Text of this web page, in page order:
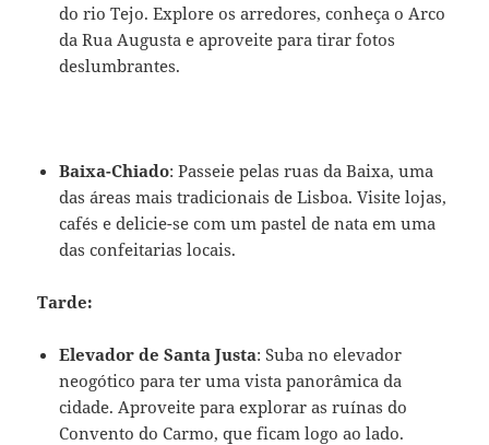
do rio Tejo. Explore os arredores, conheça o Arco
da Rua Augusta e aproveite para tirar fotos
deslumbrantes.
Baixa-Chiado: Passeie pelas ruas da Baixa, uma
das áreas mais tradicionais de Lisboa. Visite lojas,
cafés e delicie-se com um pastel de nata em uma
das confeitarias locais.
Tarde:
Elevador de Santa Justa: Suba no elevador
neogótico para ter uma vista panorâmica da
cidade. Aproveite para explorar as ruínas do
Convento do Carmo, que ficam logo ao lado.